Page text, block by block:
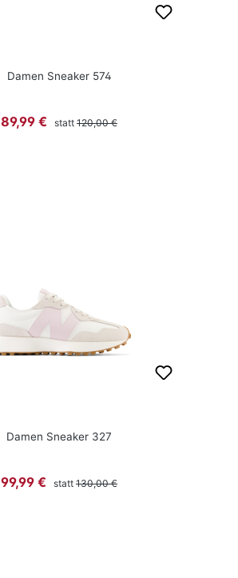
Damen Sneaker 574
Verkaufspreis:
89,99 € statt Regulärer Preis:
120,00 €
Damen Sneaker 327
Verkaufspreis:
99,99 € statt Regulärer Preis:
130,00 €